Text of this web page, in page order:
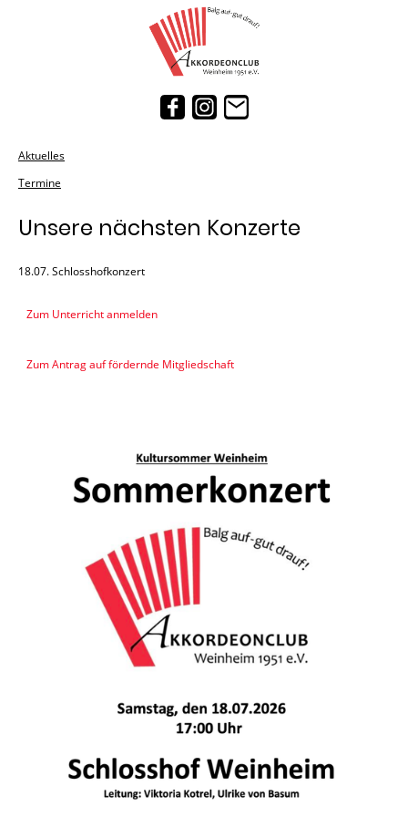
Aktuelles
Termine
Unsere nächsten Konzerte
18.07. Schlosshofkonzert
Zum Unterricht anmelden
Zum Antrag auf fördernde Mitgliedschaft